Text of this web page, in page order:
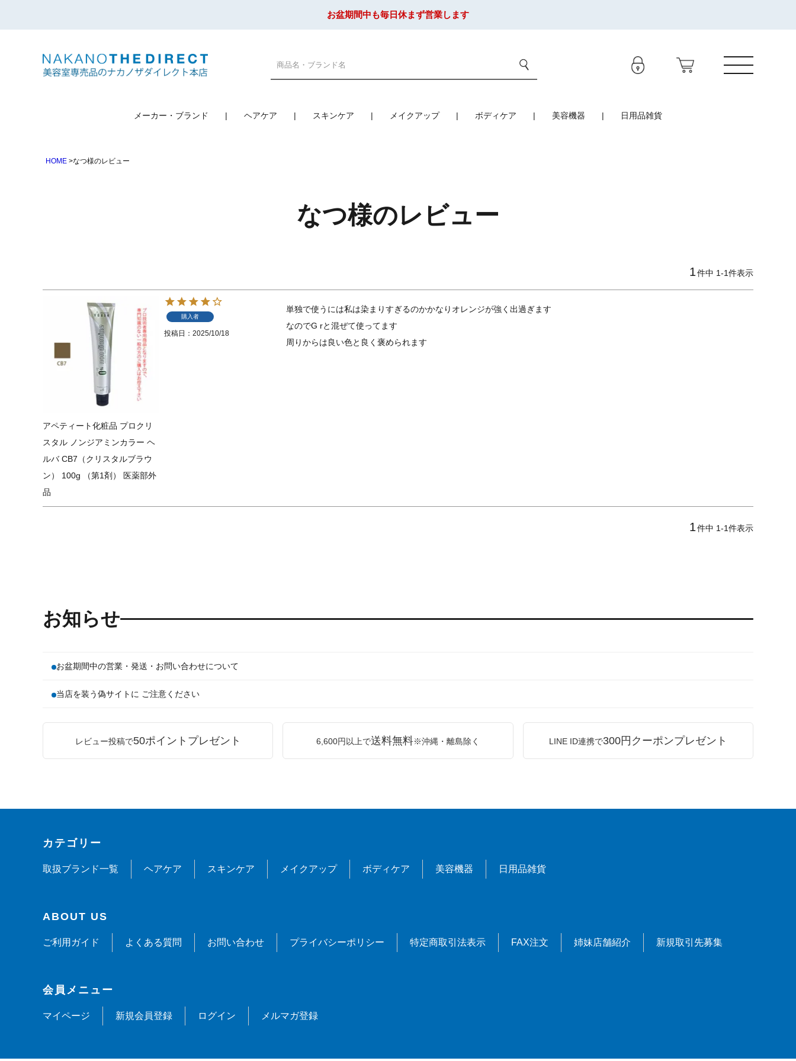
お盆期間中も毎日休まず営業します
メーカー・ブランド ヘアケア スキンケア メイクアップ ボディケア 美容機器 日用品雑貨
HOME なつ様のレビュー
なつ様のレビュー
1件中 1-1件表示
アペティート化粧品 プロクリ
スタル ノンジアミンカラー ヘ
ルバ CB7（クリスタルブラウ
ン） 100g （第1剤） 医薬部外
品
購入者
投稿日 2025/10/18
単独で使うには私は染まりすぎるのかかなりオレンジが強く出過ぎます
なのでG rと混ぜて使ってます
周りからは良い色と良く褒められます
1件中 1-1件表示
お知らせ
お盆期間中の営業・発送・お問い合わせについて
当店を装う偽サイトに ご注意ください
レビュー投稿で50ポイントプレゼント 6,600円以上で送料無料※沖縄・離島除く LINE ID連携で300円クーポンプレゼント
カテゴリー
取扱ブランド一覧 ヘアケア スキンケア メイクアップ ボディケア 美容機器 日用品雑貨
ABOUT US
ご利用ガイド よくある質問 お問い合わせ プライバシーポリシー 特定商取引法表示 FAX注文 姉妹店舗紹介 新規取引先募集
会員メニュー
マイページ 新規会員登録 ログイン メルマガ登録